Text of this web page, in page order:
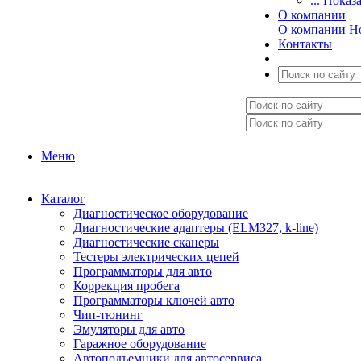
О компании
О компании
Контакты
Меню
Каталог
Диагностическое оборудование
Диагностические адаптеры (ELM327, k-line)
Диагностические сканеры
Тестеры электрических цепей
Программаторы для авто
Коррекция пробега
Программаторы ключей авто
Чип-тюнинг
Эмуляторы для авто
Гаражное оборудование
Автоподъемники для автосервиса